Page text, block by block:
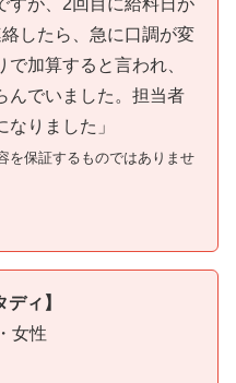
したら、急に口調が変
加算すると言われ、
んでいました。担当者
りました」
を保証するものではありませ
ィ】
女性